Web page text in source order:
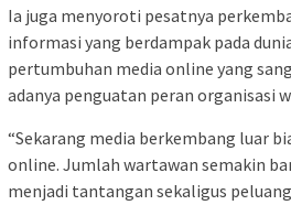
Ia juga menyoroti pesatnya
informasi yang berdampak pada
pertumbuhan media online yang
adanya penguatan peran organisasi
“Sekarang media berkembang luar
online. Jumlah wartawan semakin
menjadi tantangan sekaligus